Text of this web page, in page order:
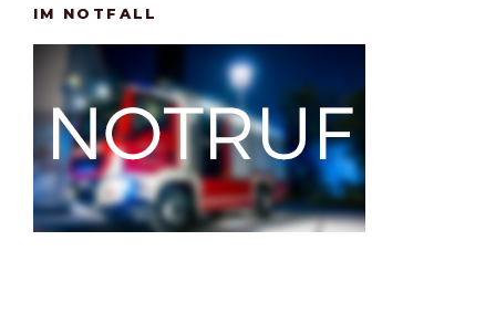
IM NOTFALL